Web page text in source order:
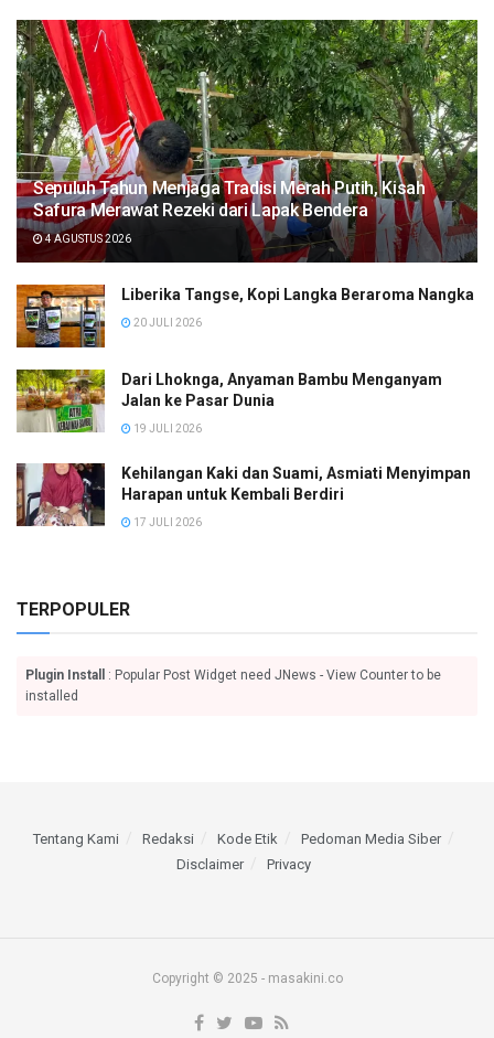
Sepuluh Tahun Menjaga Tradisi Merah Putih, Kisah
Safura Merawat Rezeki dari Lapak Bendera
4 AGUSTUS 2026
Liberika Tangse, Kopi Langka Beraroma Nangka
20 JULI 2026
Dari Lhoknga, Anyaman Bambu Menganyam
Jalan ke Pasar Dunia
19 JULI 2026
Kehilangan Kaki dan Suami, Asmiati Menyimpan
Harapan untuk Kembali Berdiri
17 JULI 2026
TERPOPULER
Plugin Install
: Popular Post Widget need JNews - View Counter to be
installed
Tentang Kami Redaksi Kode Etik
Pedoman Media Siber
Disclaimer
Privacy
Copyright © 2025 - masakini.co